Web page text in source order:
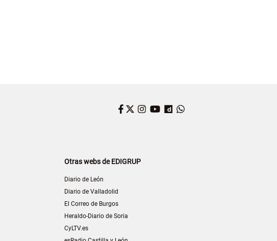
Facebook
Twitter
Instagram
YouTube
Dailymotion
Otras webs de EDIGRUP
Diario de León
Diario de Valladolid
El Correo de Burgos
Heraldo-Diario de Soria
CyLTV.es